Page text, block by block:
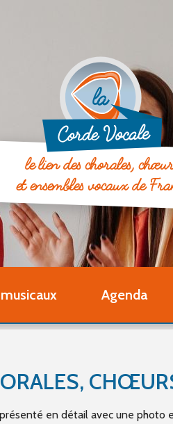
le lien des chorales,
et ensembles vocaux de
Agenda
en détail avec une photo